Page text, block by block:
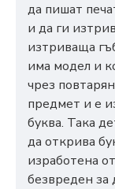
да пишат
и да ги
изтриваща
има модел и
чрез
предмет и е
буква. Така
да открива
изработена
безвреден за